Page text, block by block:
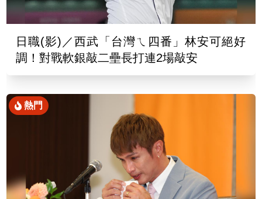
日職(影)／西武「台灣ㄟ四番」林安可絕好
調！對戰軟銀敲二壘長打連2場敲安
熱門